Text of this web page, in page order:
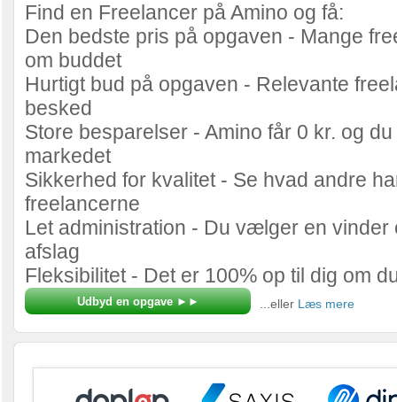
Find en Freelancer på Amino og få:
Den bedste pris på opgaven - Mange
om buddet
Hurtigt bud på opgaven - Relevante
besked
Store besparelser - Amino får 0 kr. og
markedet
Sikkerhed for kvalitet - Se hvad andre
freelancerne
Let administration - Du vælger en vinder
afslag
Fleksibilitet - Det er 100% op til dig om
...eller Læs mere